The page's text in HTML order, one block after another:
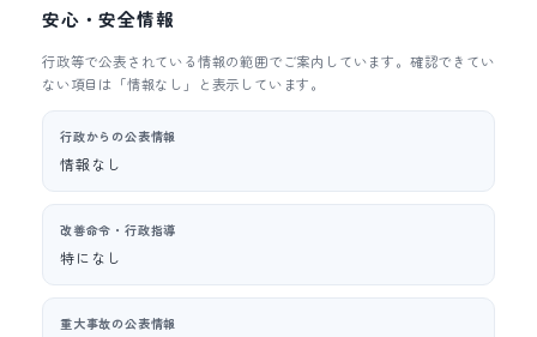
安心・安全情報
行政等で公表されている情報の範囲でご案内しています。確認できてい
ない項目は「情報なし」と表示しています。
行政からの公表情報
情報なし
改善命令・行政指導
特になし
重大事故の公表情報